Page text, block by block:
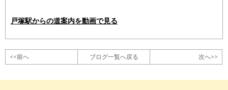
戸塚駅からの道案内を動画で見る
<<前へ ブログ一覧へ戻る 次へ>>